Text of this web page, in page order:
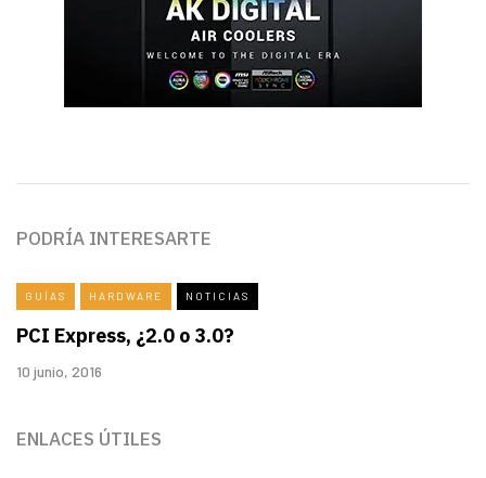
PODRÍA INTERESARTE
GUÍAS HARDWARE NOTICIAS
PCI Express, ¿2.0 o 3.0?
10 junio, 2016
ENLACES ÚTILES